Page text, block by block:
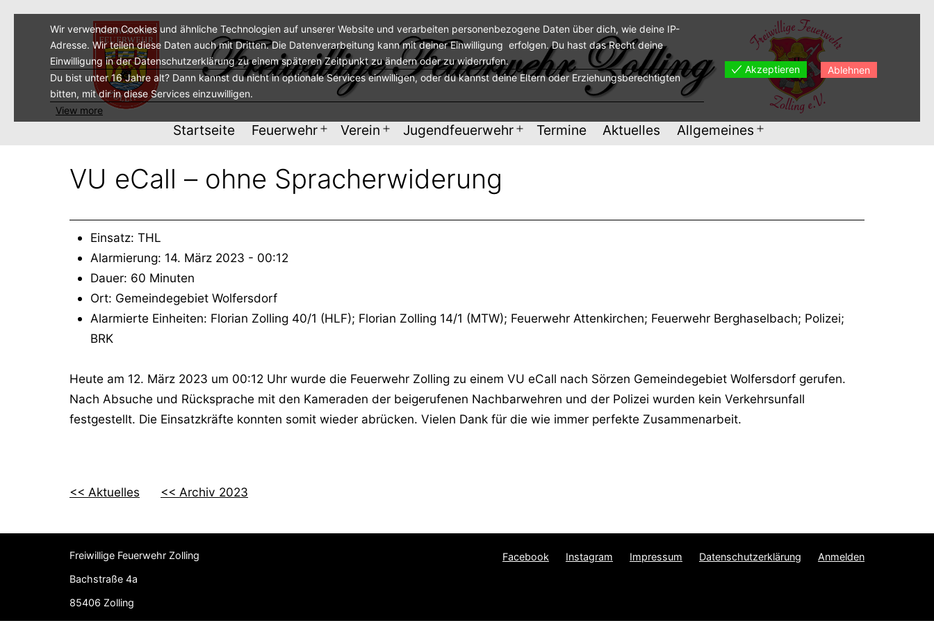
Startseite Feuerwehr MenüVerein MenüJugendfeuerwehr MenüTermine Aktuelles Allgemeines Menü
VU eCall – ohne Spracherwiderung
Einsatz: THL
Alarmierung: 14. März 2023 - 00:12
Dauer: 60 Minuten
Ort: Gemeindegebiet Wolfersdorf
Alarmierte Einheiten: Florian Zolling 40/1 (HLF); Florian Zolling 14/1 (MTW); Feuerwehr Attenkirchen; Feuerwehr Berghaselbach; Polizei;
BRK
Heute am 12. März 2023 um 00:12 Uhr wurde die Feuerwehr Zolling zu einem VU eCall nach Sörzen Gemeindegebiet Wolfersdorf gerufen.
Nach Absuche und Rücksprache mit den Kameraden der beigerufenen Nachbarwehren und der Polizei wurden kein Verkehrsunfall
festgestellt. Die Einsatzkräfte konnten somit wieder abrücken. Vielen Dank für die wie immer perfekte Zusammenarbeit.
<< Aktuelles << Archiv 2023
Freiwillige Feuerwehr Zolling
Bachstraße 4a
85406 Zolling
Facebook Instagram Impressum Datenschutzerklärung Anmelden
Wir verwenden Cookies und ähnliche Technologien auf unserer Website und verarbeiten personenbezogene Daten über dich, wie deine IP-
Adresse. Wir teilen diese Daten auch mit Dritten. Die Datenverarbeitung kann mit deiner Einwilligung erfolgen. Du hast das Recht deine
Einwilligung in der Datenschutzerklärung zu einem späteren Zeitpunkt zu ändern oder zu widerrufen.
Du bist unter 16 Jahre alt? Dann kannst du nicht in optionale Services einwilligen, oder du kannst deine Eltern oder Erziehungsberechtigten
bitten, mit dir in diese Services einzuwilligen.
View more
Akzeptieren Ablehnen